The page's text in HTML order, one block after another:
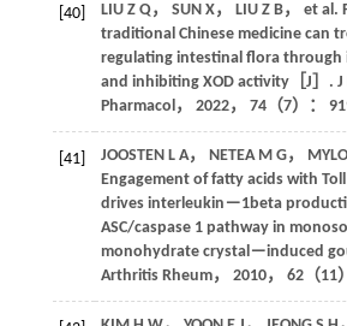
[40] LIU Z Q， SUN X， LIU Z B， et al.
traditional Chinese medicine can
regulating intestinal flora through
and inhibiting XOD activity［J］.
Pharmacol， 2022， 74（7）：
[41] JOOSTEN L A， NETEA M G，
Engagement of fatty acids with
drives interleukin－1beta
ASC/caspase 1 pathway in
monohydrate crystal－induced
Arthritis Rheum， 2010， 62（11